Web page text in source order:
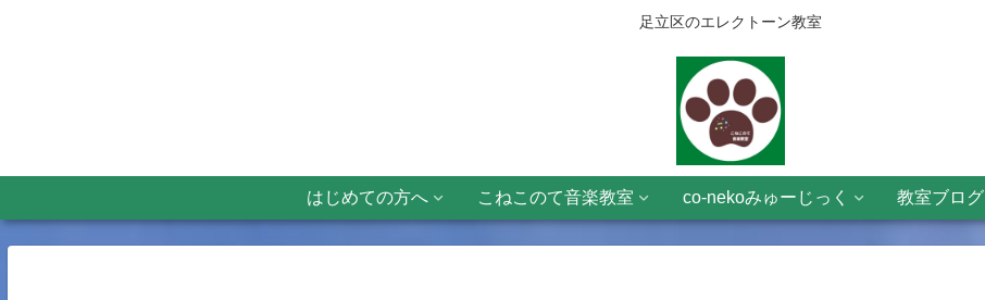
足立区のエレクトーン教室
はじめての方へ こねこのて音楽教室 co-nekoみゅーじっく 教室ブログ